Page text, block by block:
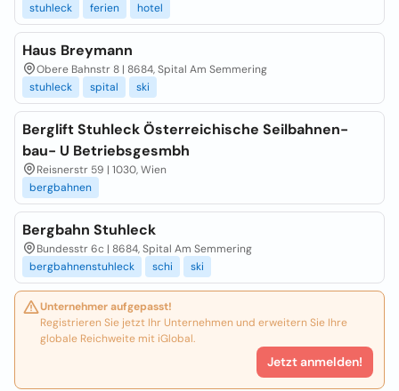
stuhleck
ferien hotel
Haus Breymann
Obere Bahnstr 8 | 8684, Spital Am Semmering
stuhleck
spital ski
Berglift Stuhleck Österreichische Seilbahnen-
bau- U Betriebsgesmbh
Reisnerstr 59 | 1030, Wien
bergbahnen
Bergbahn Stuhleck
Bundesstr 6c | 8684, Spital Am Semmering
bergbahnenstuhleck
schi ski
Unternehmer aufgepasst!
Registrieren Sie jetzt Ihr Unternehmen und erweitern Sie Ihre
globale Reichweite mit iGlobal.
Jetzt anmelden!